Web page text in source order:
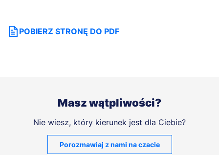
POBIERZ STRONĘ DO PDF
Masz wątpliwości?
Nie wiesz, który kierunek jest dla Ciebie?
Porozmawiaj z nami na czacie